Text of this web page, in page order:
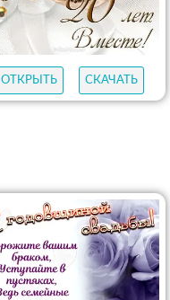
ОТКРЫТЬ СКАЧАТЬ